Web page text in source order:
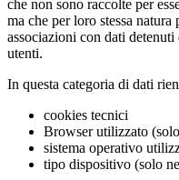
che non sono raccolte per
ma che per loro stessa
associazioni con dati
utenti.
In questa categoria di dati
cookies tecnici
Browser utilizzato
sistema operativo
tipo dispositivo (solo